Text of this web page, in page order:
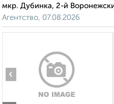
мкр. Дубинка, 2-й
Агентство, 07.08.2026
‹